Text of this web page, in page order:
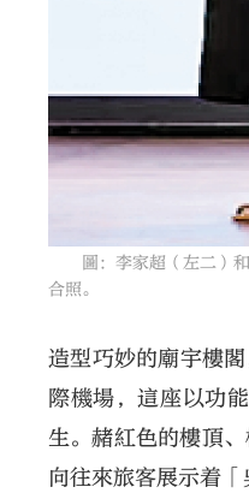
圖：李家超（左二）和
合照。
造型巧妙的廟宇樓
際機場，這座以功
生。赭紅色的樓頂
向往來旅客展示着